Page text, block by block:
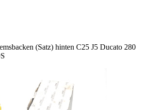
(Satz) hinten C25 J5 Ducato 280